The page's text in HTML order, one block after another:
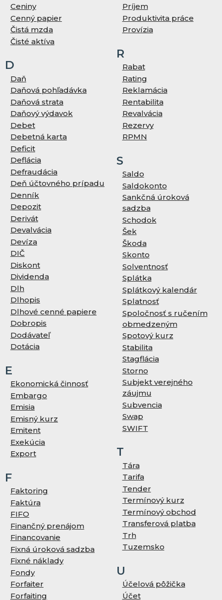
Ceniny
Cenný papier
Čistá mzda
Čisté aktíva
D
Daň
Daňová pohľadávka
Daňová strata
Daňový výdavok
Debet
Debetná karta
Deficit
Deflácia
Defraudácia
Deň účtovného prípadu
Denník
Depozit
Derivát
Devalvácia
Devíza
DIČ
Diskont
Dividenda
Dlh
Dlhopis
Dlhové cenné papiere
Dobropis
Dodávateľ
Dotácia
E
Ekonomická činnosť
Embargo
Emisia
Emisný kurz
Emitent
Exekúcia
Export
F
Faktoring
Faktúra
FIFO
Finančný prenájom
Financovanie
Fixná úroková sadzba
Fixné náklady
Fondy
Forfaiter
Forfaiting
Príjem
Produktivita práce
Provízia
R
Rabat
Rating
Reklamácia
Rentabilita
Revalvácia
Rezervy
RPMN
S
Saldo
Saldokonto
Sankčná úroková
sadzba
Schodok
Šek
Škoda
Skonto
Solventnosť
Splátka
Splátkový kalendár
Splatnosť
Spoločnosť s ručením
obmedzeným
Spotový kurz
Stabilita
Stagflácia
Storno
Subjekt verejného
záujmu
Subvencia
Swap
SWIFT
T
Tára
Tarifa
Tender
Termínový kurz
Termínový obchod
Transferová platba
Trh
Tuzemsko
U
Účelová pôžička
Účet